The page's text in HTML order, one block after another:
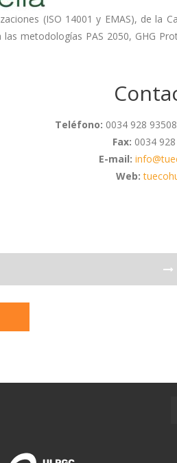
(ISO 14001 y EMAS), de la
metodologías PAS 2050, GHG
Teléfono: 0034 928
Fax: 0034
E-mail:
Web: